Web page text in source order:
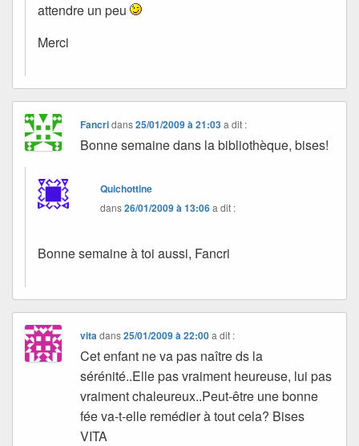
attendre un peu
Merci
Fancridans25/01/2009 à 21:03 a dit :
Bonne semaine dans la bibliothèque, bises!
Quichottine
dans26/01/2009 à 13:06a dit :
Bonne semaine à toi aussi, Fancri
vitadans25/01/2009 à 22:00 a dit :
Cet enfant ne va pas naître ds la
sérénité..Elle pas vraiment heureuse, lui pas
vraiment chaleureux..Peut-être une bonne
fée va-t-elle remédier à tout cela? Bises
VITA